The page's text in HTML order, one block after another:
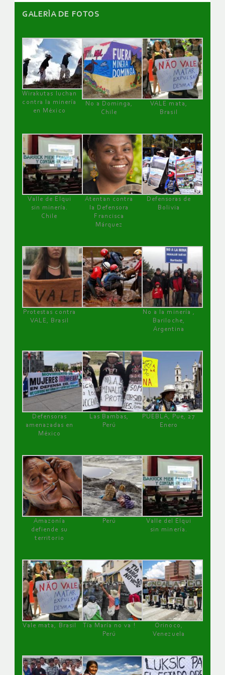
GALERÌA DE FOTOS
Wirakutas luchan
contra la minería
en México
No a Dominga,
Chile
VALE mata,
Brasil
Valle de Elqui
sin minería.
Chile
Atentan contra
la Defensora
Francisca
Márquez
Defensoras de
Bolivia
Protestas contra
VALE, Brasil
No a la minería ,
Bariloche,
Argentina
Defensoras
amenazadas en
México
Las Bambas,
Perú
PUEBLA, Pue, 27
Enero
Amazonía
defiende su
territorio
Perú
Valle del Elqui
sin minería.
Vale mata, Brasil
Tía María no va !
Perú
Orinoco,
Venezuela